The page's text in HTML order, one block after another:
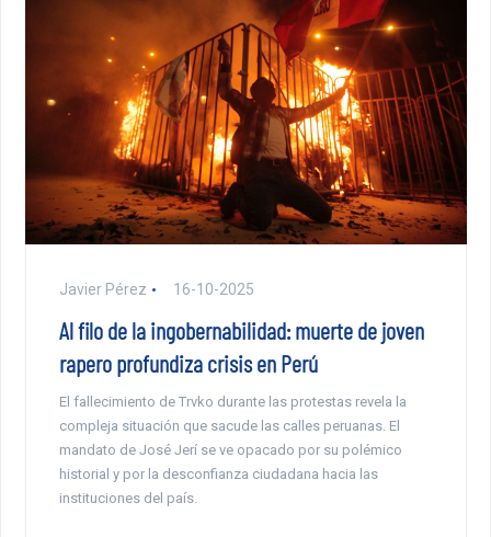
Javier Pérez 16-10-2025
Al filo de la ingobernabilidad: muerte de joven
rapero profundiza crisis en Perú
El fallecimiento de Trvko durante las protestas revela la
compleja situación que sacude las calles peruanas. El
mandato de José Jerí se ve opacado por su polémico
historial y por la desconfianza ciudadana hacia las
instituciones del país.